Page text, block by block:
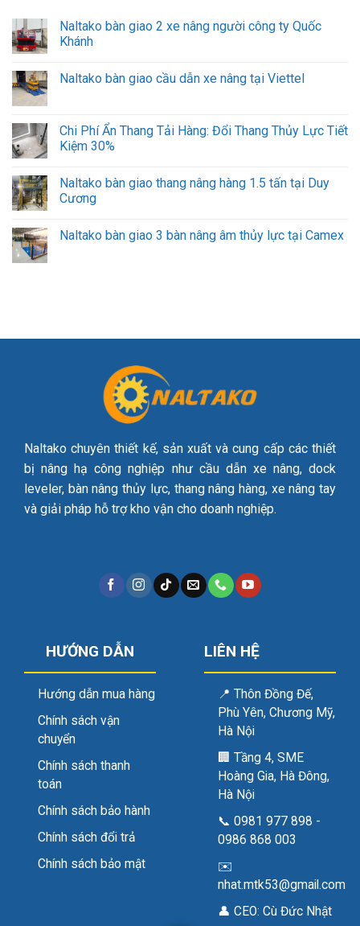
Naltako bàn giao 2 xe nâng người công ty Quốc
Khánh
Naltako bàn giao cầu dẫn xe nâng tại Viettel
Chi Phí Ẩn Thang Tải Hàng: Đổi Thang Thủy Lực Tiết
Kiệm 30%
Naltako bàn giao thang nâng hàng 1.5 tấn tại Duy
Cương
Naltako bàn giao 3 bàn nâng âm thủy lực tại Camex
Naltako chuyên thiết kế, sản xuất và cung cấp các thiết
bị nâng hạ công nghiệp như cầu dẫn xe nâng, dock
leveler, bàn nâng thủy lực, thang nâng hàng, xe nâng tay
và giải pháp hỗ trợ kho vận cho doanh nghiệp.
HƯỚNG DẪN
Hướng dẫn mua hàng
Chính sách vận
chuyển
Chính sách thanh
toán
Chính sách bảo hành
Chính sách đổi trả
Chính sách bảo mật
LIÊN HỆ
📍 Thôn Đồng Đế,
Phù Yên, Chương Mỹ,
Hà Nội
🏢 Tầng 4, SME
Hoàng Gia, Hà Đông,
Hà Nội
📞 0981 977 898 -
0986 868 003
✉️
nhat.mtk53@gmail.com
👤 CEO: Cù Đức Nhật